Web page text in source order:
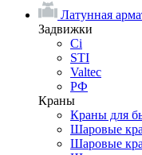
Латунная
Задвижки
Ci
STI
Valtec
РФ
Краны
Краны для
Шаровые
Шаровые